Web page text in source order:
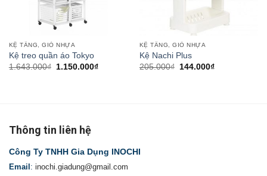
KỆ TẦNG, GIỎ NHỰA
Kệ treo quần áo Tokyo
1.643.000₫ 1.150.000₫
KỆ TẦNG, GIỎ NHỰA
Kệ Nachi Plus
205.000₫ 144.000₫
Thông tin liên hệ
Công Ty TNHH Gia Dụng INOCHI
Email : inochi.giadung@gmail.com